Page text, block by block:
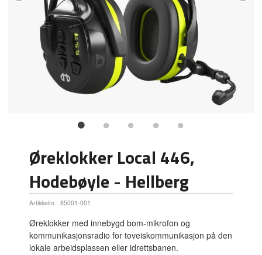
Øreklokker Local 446,
Hodebøyle - Hellberg
Artikkelnr.: 85001-001
Øreklokker med innebygd bom-mikrofon og
kommunikasjonsradio for toveiskommunikasjon på den
lokale arbeidsplassen eller idrettsbanen.